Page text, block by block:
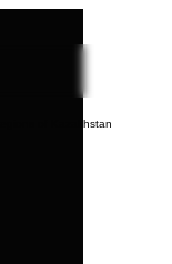
of Kazakhstan